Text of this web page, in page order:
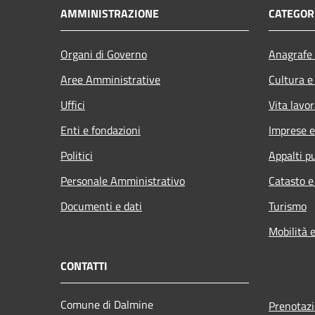
AMMINISTRAZIONE
Organi di Governo
Aree Amministrative
Uffici
Enti e fondazioni
Politici
Personale Amministrativo
Documenti e dati
Cultura
Vita
Imprese
Appalti
Catasto
Turismo
Mobilità
CONTATTI
Comune di Dalmine